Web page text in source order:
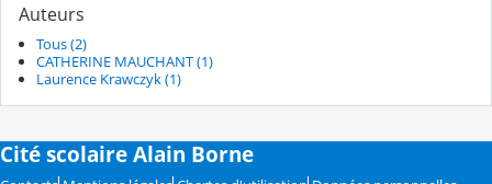
Auteurs
Tous (2)
CATHERINE MAUCHANT (1)
Laurence Krawczyk (1)
Cité scolaire Alain Borne